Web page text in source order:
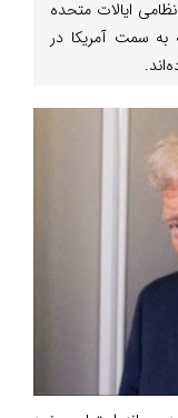
ایالات متحده
سمت آمریکا در